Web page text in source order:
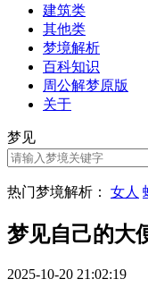
建筑类
其他类
梦境解析
百科知识
周公解梦原版
关于
梦见
热门梦境解析： 女人
梦见自己的大
2025-10-20 21:02:19